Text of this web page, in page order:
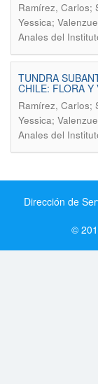
Ramírez, Carlos;
Yessica;
Anales del
TUNDRA
CHILE: FLORA Y
Ramírez, Carlos;
Yessica;
Anales del
Dirección de
©